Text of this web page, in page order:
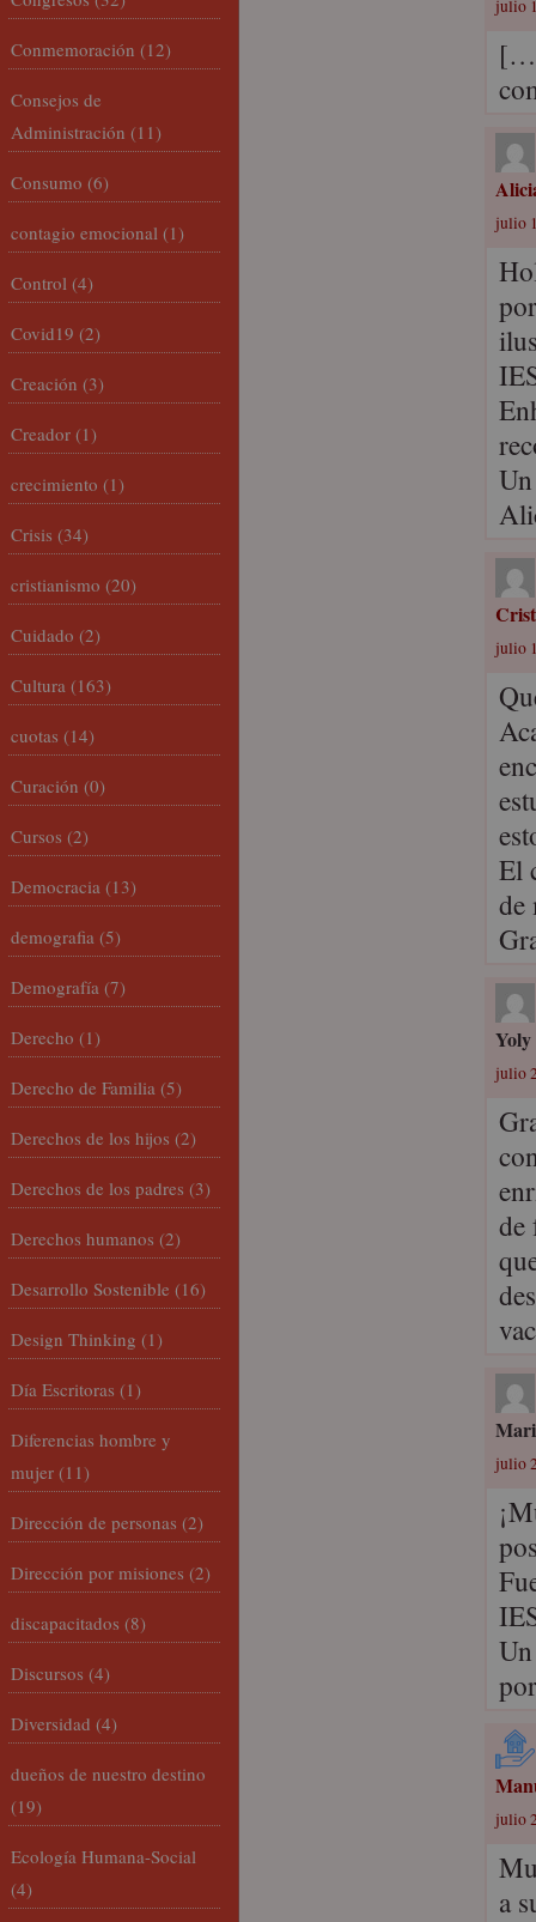
julio
julio
julio
El
de
Yoly
julio
de
julio
julio
a
Conmemoración (12)
Consejos de
Administración (11)
Consumo (6)
contagio emocional (1)
Control (4)
Covid19 (2)
Creación (3)
Creador (1)
crecimiento (1)
Crisis (34)
cristianismo (20)
Cuidado (2)
Cultura (163)
cuotas (14)
Curación (0)
Cursos (2)
Democracia (13)
demografia (5)
Demografía (7)
Derecho (1)
Derecho de Familia (5)
Derechos de los hijos (2)
Derechos de los padres (3)
Derechos humanos (2)
Desarrollo Sostenible (16)
Design Thinking (1)
Día Escritoras (1)
Diferencias hombre y
mujer (11)
Dirección de personas (2)
Dirección por misiones (2)
discapacitados (8)
Discursos (4)
Diversidad (4)
dueños de nuestro destino
(19)
Ecología Humana-Social
(4)